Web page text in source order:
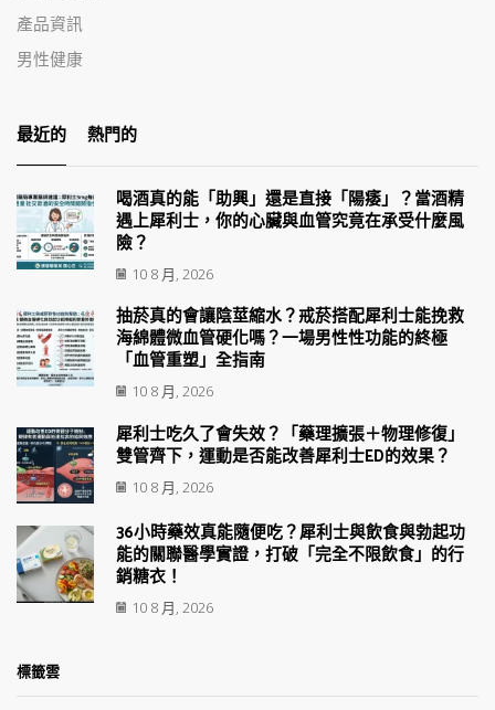
產品資訊
男性健康
最近的 熱門的
喝酒真的能「助興」還是直接「陽痿」？當酒精
遇上犀利士，你的心臟與血管究竟在承受什麼風
險？
10 8 月, 2026
抽菸真的會讓陰莖縮水？戒菸搭配犀利士能挽救
海綿體微血管硬化嗎？一場男性性功能的終極
「血管重塑」全指南
10 8 月, 2026
犀利士吃久了會失效？「藥理擴張＋物理修復」
雙管齊下，運動是否能改善犀利士ED的效果？
10 8 月, 2026
36小時藥效真能隨便吃？犀利士與飲食與勃起功
能的關聯醫學實證，打破「完全不限飲食」的行
銷糖衣！
10 8 月, 2026
標籤雲